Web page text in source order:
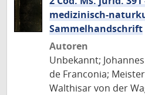
medizinisch-
Sammelhandschrift
Autoren
Unbekannt;
de Franconia;
Walthisar von der